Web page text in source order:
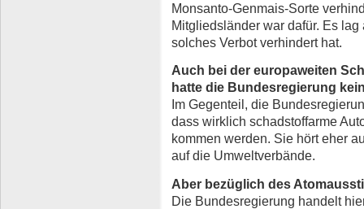
Monsanto-Genmais-Sorte
Mitgliedsländer war dafür. Es
solches Verbot verhindert hat.
Auch bei der europaweiten
hatte die Bundesregierung
Im Gegenteil, die
dass wirklich schadstoffarme
kommen werden. Sie hört eher
auf die Umweltverbände.
Aber bezüglich des
Die Bundesregierung handelt